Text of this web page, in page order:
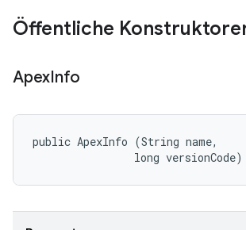
Öffentliche
ApexInfo
public ApexInfo (String name,
                long versionCode)